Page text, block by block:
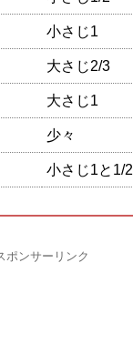
小さじ1
大さじ2/3
大さじ1
少々
小さじ1と1/2
ポンサーリンク